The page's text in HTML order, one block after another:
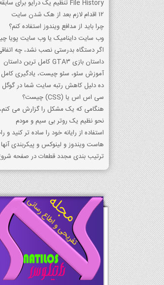
File History تنظیم یک درایو برای سابقه پرونده
12 اقدام لازم بعد از هک شدن سایت
چرا باید از مدافع ویندوز استفاده کنم؟
وب سایت داینامیک یا وب سایت پویا
اگر دستگاه بدرستی نصب نشد، چه
داستان بازی GTA3 کامل ترین داستان
آموزش سئو، سئو چیست، یادگیری کامل
ده دلیل کاهش رتبه سایت شما در گوگل
سی اس اس یا (CSS) چیست؟
هنگامی که یک مشکل را گزارش می
نحو نظیم یک روتر بی سیم و مودم
استفاده از رایانه خود را ساده تر کنید و
هاست ویندوز و لینوکس و پیکربندی آنها
ترتیب بندی مجدد قطعات در صفحه